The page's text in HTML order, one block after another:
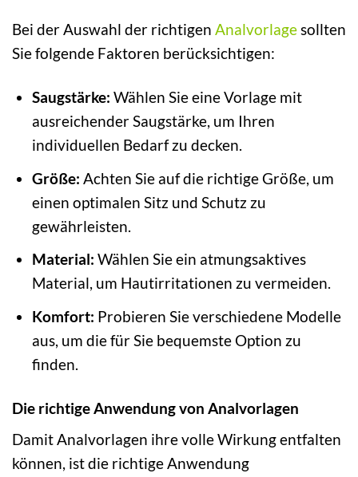
Bei der Auswahl der richtigen Analvorlagesollten
Sie folgende Faktoren berücksichtigen:
Saugstärke: Wählen Sie eine Vorlage mit
ausreichender Saugstärke, um Ihren
individuellen Bedarf zu decken.
Größe: Achten Sie auf die richtige Größe, um
einen optimalen Sitz und Schutz zu
gewährleisten.
Material: Wählen Sie ein atmungsaktives
Material, um Hautirritationen zu vermeiden.
Komfort: Probieren Sie verschiedene Modelle
aus, um die für Sie bequemste Option zu
finden.
Die richtige Anwendung von Analvorlagen
Damit Analvorlagen ihre volle Wirkung entfalten
können, ist die richtige Anwendung